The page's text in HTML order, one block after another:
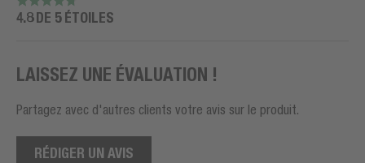
4.8 DE 5 ÉTOILES
LAISSEZ UNE ÉVALUATION !
Partagez avec d'autres clients votre avis sur le produit.
RÉDIGER UN AVIS